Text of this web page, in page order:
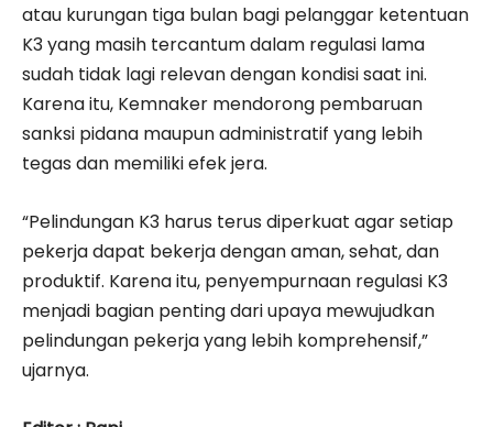
atau kurungan tiga bulan bagi pelanggar ketentuan
K3 yang masih tercantum dalam regulasi lama
sudah tidak lagi relevan dengan kondisi saat ini.
Karena itu, Kemnaker mendorong pembaruan
sanksi pidana maupun administratif yang lebih
tegas dan memiliki efek jera.
“Pelindungan K3 harus terus diperkuat agar setiap
pekerja dapat bekerja dengan aman, sehat, dan
produktif. Karena itu, penyempurnaan regulasi K3
menjadi bagian penting dari upaya mewujudkan
pelindungan pekerja yang lebih komprehensif,”
ujarnya.